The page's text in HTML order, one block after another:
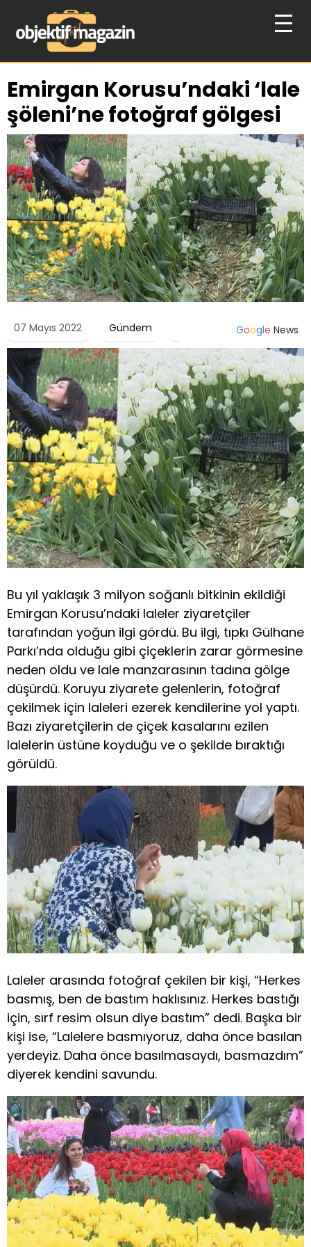
Emirgan Korusu’ndaki ‘lale
şöleni’ne fotoğraf gölgesi
07 Mayıs 2022 Gündem Google News
Bu yıl yaklaşık 3 milyon soğanlı bitkinin ekildiği
Emirgan Korusu’ndaki laleler ziyaretçiler
tarafından yoğun ilgi gördü. Bu ilgi, tıpkı Gülhane
Parkı’nda olduğu gibi çiçeklerin zarar görmesine
neden oldu ve lale manzarasının tadına gölge
düşürdü. Koruyu ziyarete gelenlerin, fotoğraf
çekilmek için laleleri ezerek kendilerine yol yaptı.
Bazı ziyaretçilerin de çiçek kasalarını ezilen
lalelerin üstüne koyduğu ve o şekilde bıraktığı
görüldü.
Laleler arasında fotoğraf çekilen bir kişi, “Herkes
basmış, ben de bastım haklısınız. Herkes bastığı
için, sırf resim olsun diye bastım” dedi. Başka bir
kişi ise, “Lalelere basmıyoruz, daha önce basılan
yerdeyiz. Daha önce basılmasaydı, basmazdım”
diyerek kendini savundu.